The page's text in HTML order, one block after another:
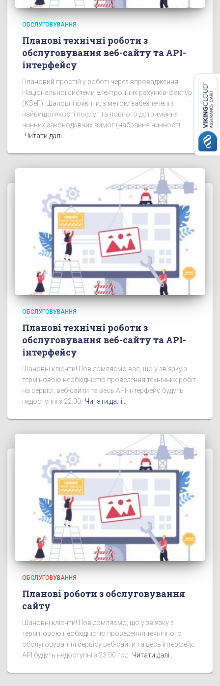
ОБСЛУГОВУВАННЯ
Планові технічні роботи з
обслуговування веб-сайту та API-
інтерфейсу
Плановий простій у роботі через впровадження
Національної системи електронних рахунків-фактур
(KSeF). Шановні клієнти, з метою забезпечення
найвищої якості послуг та повного дотримання
чинних законодавчих вимог (набрання чинності
Читати далі…
ОБСЛУГОВУВАННЯ
Планові технічні роботи з
обслуговування веб-сайту та API-
інтерфейсу
Шановні клієнти! Повідомляємо вас, що у зв'язку з
терміновою необхідністю проведення технічних робіт
на сервісі, веб-сайти та весь API-інтерфейс будуть
недоступні з 22:00. Читати далі…
ОБСЛУГОВУВАННЯ
Планові роботи з обслуговування
сайту
Шановні клієнти! Повідомляємо, що у зв’язку з
терміновою необхідністю проведення технічного
обслуговування сервісу веб-сайти та весь інтерфейс
API будуть недоступні з 23:00 год. Читати далі…